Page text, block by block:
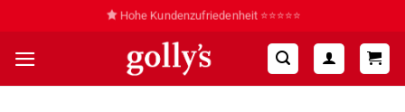
springen
Hohe Kundenzufriedenheit ⭐⭐⭐⭐⭐